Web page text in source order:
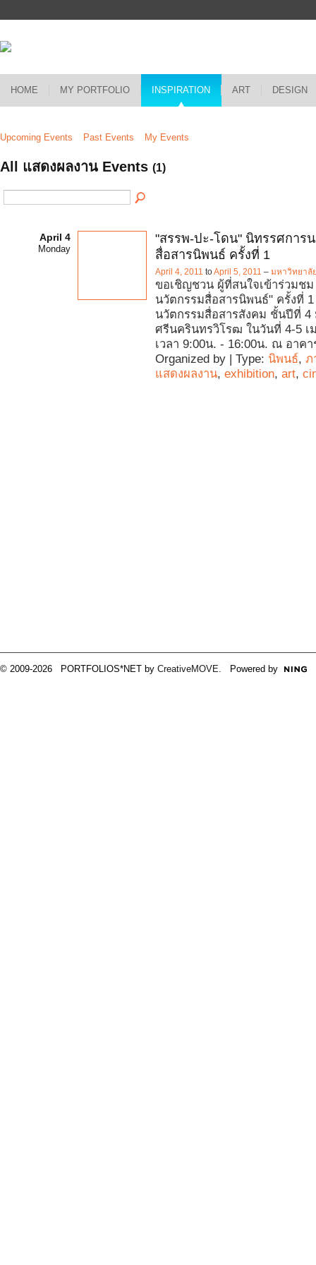
HOME MY PORTFOLIO INSPIRATION ART DESIGN
Upcoming Events Past Events My Events
All แสดงผลงาน Events (1)
April 4
Monday
"สรรพ-ปะ-โดน" นิทรรศการ
สื่อสารนิพนธ์ ครั้งที่ 1
April 4, 2011 toApril 5, 2011 – มหาวิทยาลั
ขอเชิญชวน ผู้ที่สนใจเข้าร่วมช
นวัตกรรมสื่อสารนิพนธ์" ครั้งที่
นวัตกรรมสื่อสารสังคม ชั้นปีที่ 4
ศรีนครินทรวิโรฒ ในวันที่ 4-5 เ
เวลา 9:00น. - 16:00น. ณ อาคา
Organized by | Type: นิพนธ์, ภ
แสดงผลงาน, exhibition, art,
© 2009-2026 PORTFOLIOS*NET by CreativeMOVE. Powered by